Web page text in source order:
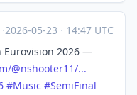
·2026-05-23 · 14:47 UTC
Eurovision 2026 —
@nshooter11/...
#Music #SemiFinal